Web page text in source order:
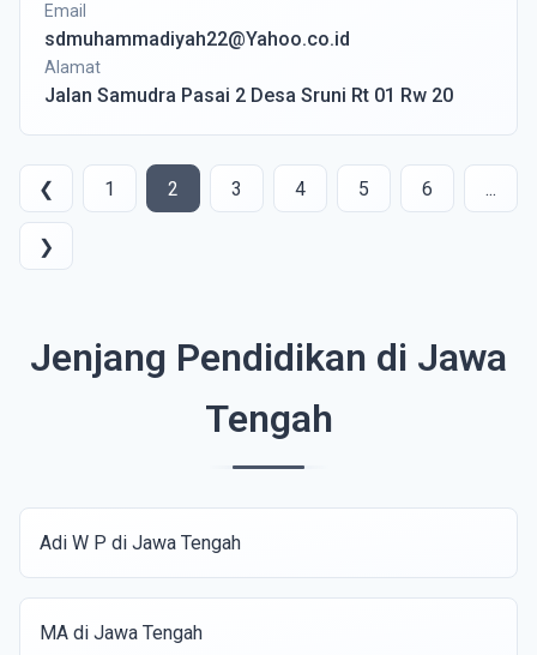
Email
sdmuhammadiyah22@Yahoo.co.id
Alamat
Jalan Samudra Pasai 2 Desa Sruni Rt 01 Rw 20
❮ 1 2 3 4 5 6 ...
❯
Jenjang Pendidikan di Jawa
Tengah
Adi W P di Jawa Tengah
MA di Jawa Tengah